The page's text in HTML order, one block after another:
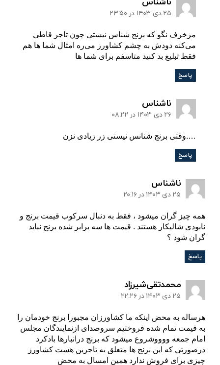
۲۵ دی ۱۴۰۳ در ۲۳:۵۰
مزخرف نگو که برنج شناس نیستی چون تاجر قاطی
می‌کنه دودش به چشم کشاورز می‌ره امثال شما ها هم
فقط تبلیغ بد کنید متاسفم برای شما ها
پاسخ
ناشناس
۲۶ دی ۱۴۰۳ در ۰۸:۲۲
….وقتی برنج شنانس نیستی زر زیادی نزن
پاسخ
ناشناس
۲۵ دی ۱۴۰۳ در ۲۰:۱۶
همه چیز گران میشود ، فقط به دنبال سرکوب قیمت برنج و
نابودی شالیکار هستند . قیمت ها سه برابر شده برنج نباید
گران شود ؟
پاسخ
محمدتقی‌شیرزاد
۲۵ دی ۱۴۰۳ در ۲۲:۲۶
هرساله به محض اینکه ما کشاورزان مجبورا برنج خودمان را
به قیمت تمام شده فروختیم سروصدای ازنمایندگان مجلس
امام جمعه ووووشروع میشود که برنج درانبارها بادکرد
درصورتی که این برنج ها متعلق به تاجرین هست کشاورز
چیزی برای فروش ندارد همین امسال به محض